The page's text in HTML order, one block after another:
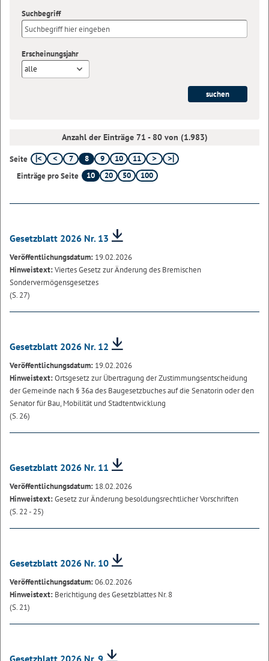
Suchbegriff
Erscheinungsjahr
alle
Anzahl der Einträge 71 - 80 von (1.983)
Seite 7 8 9 10
11
Einträge pro Seite
10 20 50 100
Gesetzblatt 2026 Nr. 13
Veröffentlichungsdatum: 19.02.2026
Hinweistext:Viertes Gesetz zur Änderung des Bremischen
Sondervermögensgesetzes
(S. 27)
Gesetzblatt 2026 Nr. 12
Veröffentlichungsdatum: 19.02.2026
Hinweistext:Ortsgesetz zur Übertragung der Zustimmungsentscheidung
der Gemeinde nach § 36a des Baugesetzbuches auf die Senatorin oder den
Senator für Bau, Mobilität und Stadtentwicklung
(S. 26)
Gesetzblatt 2026 Nr. 11
Veröffentlichungsdatum: 18.02.2026
Hinweistext:Gesetz zur Änderung besoldungsrechtlicher Vorschriften
(S. 22 - 25)
Gesetzblatt 2026 Nr. 10
Veröffentlichungsdatum:06.02.2026
Hinweistext: Berichtigung des Gesetzblattes Nr. 8
(S. 21)
Gesetzblatt 2026 Nr. 9